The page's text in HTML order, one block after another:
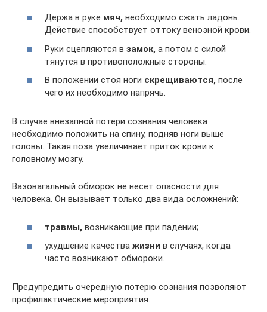
Держа в руке мяч, необходимо сжать ладонь.
Действие способствует оттоку венозной крови.
Руки сцепляются в замок, а потом с силой
тянутся в противоположные стороны.
В положении стоя ноги скрещиваются, после
чего их необходимо напрячь.
В случае внезапной потери сознания человека
необходимо положить на спину, подняв ноги выше
головы. Такая поза увеличивает приток крови к
головному мозгу.
Вазовагальный обморок не несет опасности для
человека. Он вызывает только два вида осложнений:
травмы, возникающие при падении;
ухудшение качества жизни в случаях, когда
часто возникают обмороки.
Предупредить очередную потерю сознания позволяют
профилактические мероприятия.